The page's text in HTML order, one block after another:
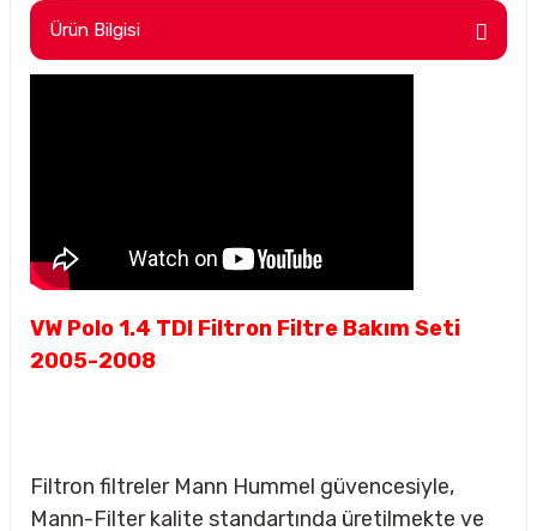
Ürün Bilgisi
VW Polo 1.4 TDI Filtron Filtre Bakım Seti
2005-2008
Filtron filtreler Mann Hummel güvencesiyle,
Mann-Filter kalite standartında üretilmekte ve